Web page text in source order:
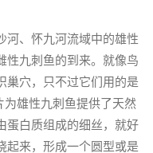
河、怀九河流域中的雄性
性九刺鱼的到来。就像鸟
巢穴，只不过它们用的是
雄性九刺鱼提供了天然
蛋白质组成的细丝，就好
起来，形成一个圆型或是